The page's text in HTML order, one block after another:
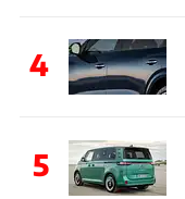
4
5